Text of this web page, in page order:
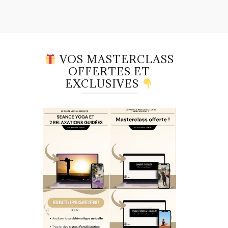
VOS MASTERCLASS
OFFERTES ET
EXCLUSIVES